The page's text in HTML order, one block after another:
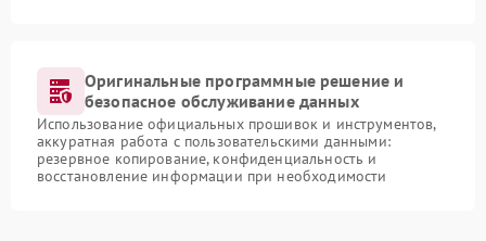
Оригинальные программные решение и
безопасное обслуживание данных
Использование официальных прошивок и инструментов,
аккуратная работа с пользовательскими данными:
резервное копирование, конфиденциальность и
восстановление информации при необходимости